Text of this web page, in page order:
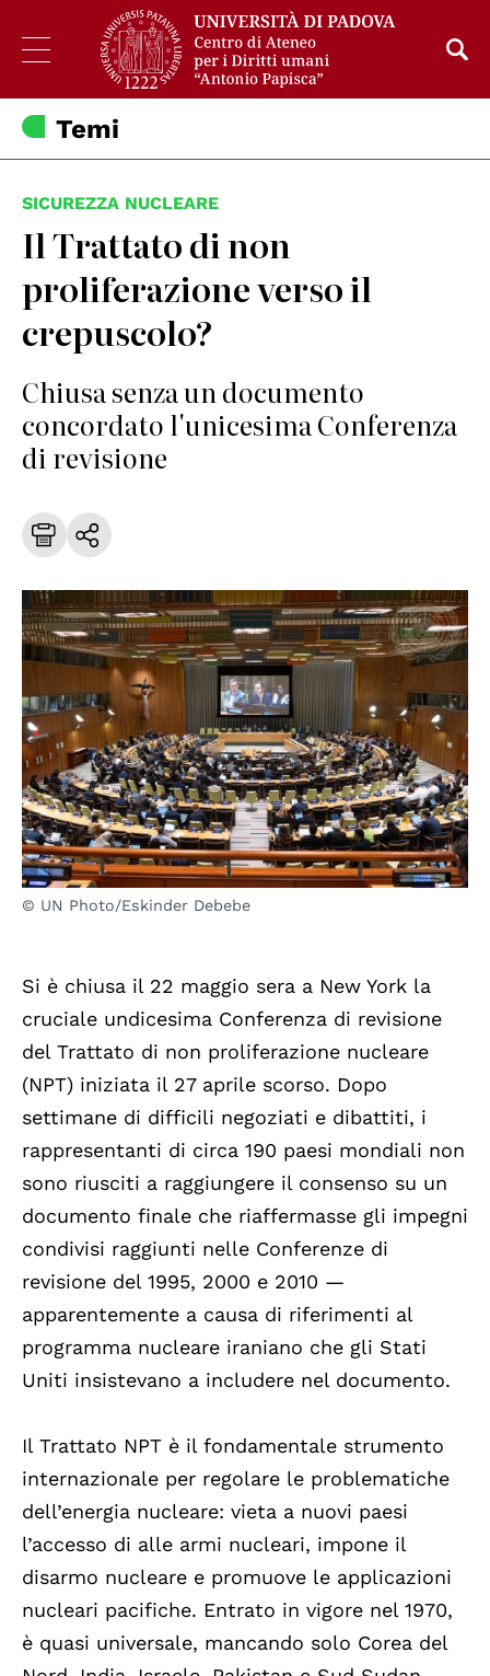
Temi
SICUREZZA NUCLEARE
Il Trattato di non
proliferazione verso il
crepuscolo?
Chiusa senza un documento
concordato l'unicesima Conferenza
di revisione
© UN Photo/Eskinder Debebe
Si è chiusa il 22 maggio sera a New York la
cruciale undicesima Conferenza di revisione
del Trattato di non proliferazione nucleare
(NPT) iniziata il 27 aprile scorso. Dopo
settimane di difficili negoziati e dibattiti, i
rappresentanti di circa 190 paesi mondiali non
sono riusciti a raggiungere il consenso su un
documento finale che riaffermasse gli impegni
condivisi raggiunti nelle Conferenze di
revisione del 1995, 2000 e 2010 —
apparentemente a causa di riferimenti al
programma nucleare iraniano che gli Stati
Uniti insistevano a includere nel documento.
Il Trattato NPT è il fondamentale strumento
internazionale per regolare le problematiche
dell’energia nucleare: vieta a nuovi paesi
l’accesso di alle armi nucleari, impone il
disarmo nucleare e promuove le applicazioni
nucleari pacifiche. Entrato in vigore nel 1970,
è quasi universale, mancando solo Corea del